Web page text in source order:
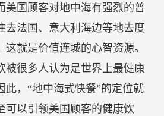
美国顾客对地中海有强烈的普
去法国、意大利海边等地去度
就是价值连城的心智资源。
被很多人认为是世界上最健康
此，“地中海式快餐”的定位就
可以引领美国顾客的健康饮